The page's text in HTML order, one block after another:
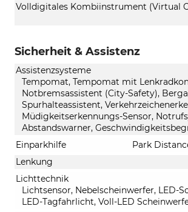
Volldigitales Kombiinstrument (Virtual
Sicherheit & Assistenz
Assistenzsysteme
Tempomat, Tempomat mit
Notbremsassistent (City-Safety),
Spurhalteassistent,
Müdigkeitserkennungs-Sensor,
Abstandswarner,
Einparkhilfe
Park
Lenkung
Lichttechnik
Lichtsensor, Nebelscheinwerfer, LED-
LED-Tagfahrlicht, Voll-LED